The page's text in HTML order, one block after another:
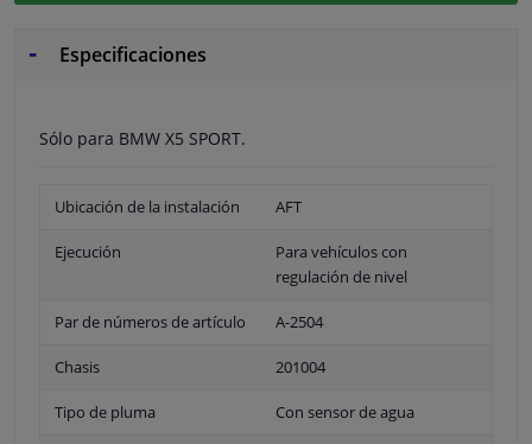
Especificaciones
Sólo para BMW X5 SPORT.
Ubicación de la instalación AFT
Ejecución
Para vehículos con
regulación de nivel
Par de números de artículo A-2504
Chasis 201004
Tipo de pluma Con sensor de agua